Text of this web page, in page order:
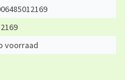
voorraad